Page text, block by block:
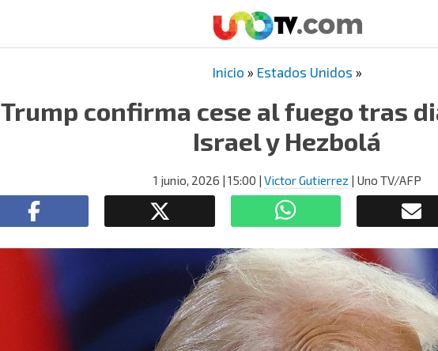
Inicio » Estados Unidos »
Trump confirma cese al fuego tras
Israel y Hezbolá
1 junio, 2026 | 15:00 | Victor Gutierrez | Uno TV/AFP